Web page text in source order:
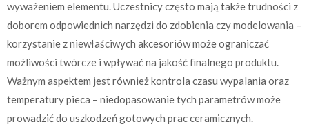
wyważeniem elementu. Uczestnicy często mają także trudności z
doborem odpowiednich narzędzi do zdobienia czy modelowania –
korzystanie z niewłaściwych akcesoriów może ograniczać
możliwości twórcze i wpływać na jakość finalnego produktu.
Ważnym aspektem jest również kontrola czasu wypalania oraz
temperatury pieca – niedopasowanie tych parametrów może
prowadzić do uszkodzeń gotowych prac ceramicznych.